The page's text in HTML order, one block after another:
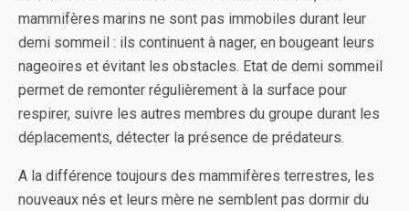
mammifères marins ne sont pas immobiles durant leur
demi sommeil : ils continuent à nager, en bougeant leurs
nageoires et évitant les obstacles. Etat de demi sommeil
permet de remonter régulièrement à la surface pour
respirer, suivre les autres membres du groupe durant les
déplacements, détecter la présence de prédateurs.
A la différence toujours des mammifères terrestres, les
nouveaux nés et leurs mère ne semblent pas dormir du